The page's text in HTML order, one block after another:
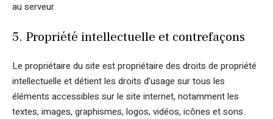
au serveur.
5. Propriété intellectuelle et contrefaçons
Le propriétaire du site est propriétaire des droits de propriété
intellectuelle et détient les droits d’usage sur tous les
éléments accessibles sur le site internet, notamment les
textes, images, graphismes, logos, vidéos, icônes et sons.